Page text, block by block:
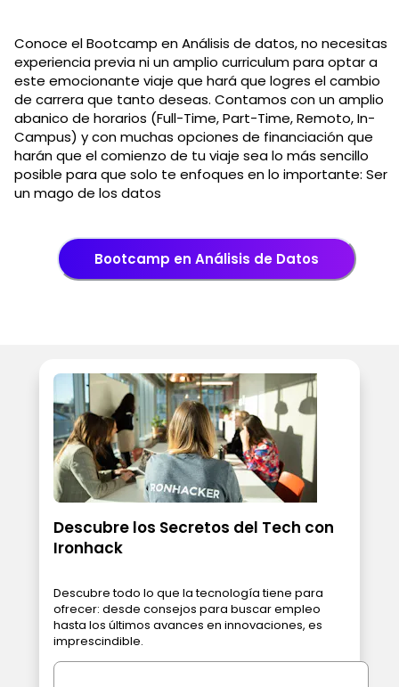
Conoce el Bootcamp en Análisis de datos, no necesitas
experiencia previa ni un amplio curriculum para optar a
este emocionante viaje que hará que logres el cambio
de carrera que tanto deseas. Contamos con un amplio
abanico de horarios (Full-Time, Part-Time, Remoto, In-
Campus) y con muchas opciones de financiación que
harán que el comienzo de tu viaje sea lo más sencillo
posible para que solo te enfoques en lo importante: Ser
un mago de los datos
Bootcamp en Análisis de Datos
Descubre los Secretos del Tech con
Ironhack
Descubre todo lo que la tecnología tiene para
ofrecer: desde consejos para buscar empleo
hasta los últimos avances en innovaciones, es
imprescindible.